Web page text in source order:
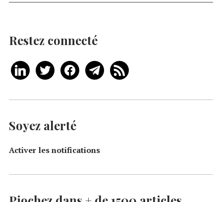
Restez connecté
Soyez alerté
Activer les notifications